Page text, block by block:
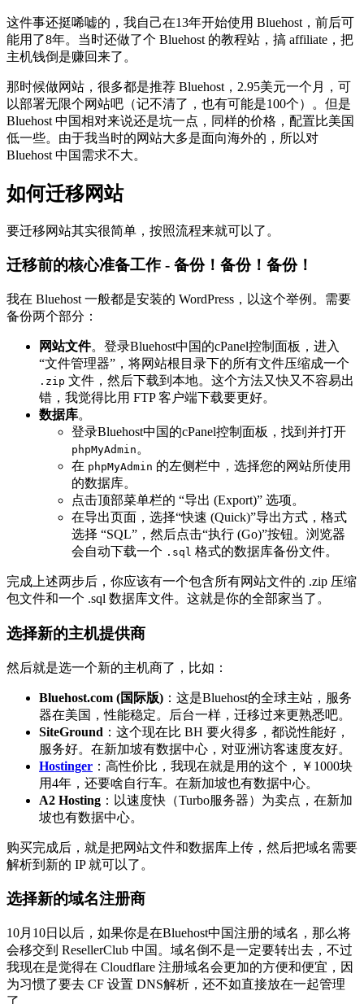
这件事还挺唏嘘的，我自己在13年开始使用 Bluehost，前后可
能用了8年。当时还做了个 Bluehost 的教程站，搞 affiliate，把
主机钱倒是赚回来了。
那时候做网站，很多都是推荐 Bluehost，2.95美元一个月，可
以部署无限个网站吧（记不清了，也有可能是100个）。但是
Bluehost 中国相对来说还是坑一点，同样的价格，配置比美国
低一些。由于我当时的网站大多是面向海外的，所以对
Bluehost 中国需求不大。
如何迁移网站
要迁移网站其实很简单，按照流程来就可以了。
迁移前的核心准备工作 - 备份！备份！备份！
我在 Bluehost 一般都是安装的 WordPress，以这个举例。需要
备份两个部分：
网站文件。登录Bluehost中国的cPanel控制面板，进入
“文件管理器”，将网站根目录下的所有文件压缩成一个
.zip 文件，然后下载到本地。这个方法又快又不容易出
错，我觉得比用 FTP 客户端下载要更好。
数据库。
登录Bluehost中国的cPanel控制面板，找到并打开
phpMyAdmin 。
在 phpMyAdmin 的左侧栏中，选择您的网站所使用
的数据库。
点击顶部菜单栏的 “导出 (Export)” 选项。
在导出页面，选择“快速 (Quick)”导出方式，格式
选择 “SQL”，然后点击“执行 (Go)”按钮。浏览器
会自动下载一个 .sql 格式的数据库备份文件。
完成上述两步后，你应该有一个包含所有网站文件的 .zip 压缩
包文件和一个 .sql 数据库文件。这就是你的全部家当了。
选择新的主机提供商
然后就是选一个新的主机商了，比如：
Bluehost.com (国际版) ：这是Bluehost的全球主站，服务
器在美国，性能稳定。后台一样，迁移过来更熟悉吧。
SiteGround ：这个现在比 BH 要火得多，都说性能好，
服务好。在新加坡有数据中心，对亚洲访客速度友好。
Hostinger ：高性价比，我现在就是用的这个，￥1000块
用4年，还要啥自行车。在新加坡也有数据中心。
A2 Hosting ：以速度快（Turbo服务器）为卖点，在新加
坡也有数据中心。
购买完成后，就是把网站文件和数据库上传，然后把域名需要
解析到新的 IP 就可以了。
选择新的域名注册商
10月10日以后，如果你是在Bluehost中国注册的域名，那么将
会移交到 ResellerClub 中国。域名倒不是一定要转出去，不过
我现在是觉得在 Cloudflare 注册域名会更加的方便和便宜，因
为习惯了要去 CF 设置 DNS解析，还不如直接放在一起管理
了。